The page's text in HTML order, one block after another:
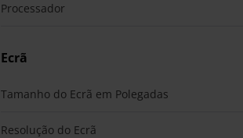
Processador
Ecrã
Tamanho do Ecrã em Polegadas
Resolução do Ecrã